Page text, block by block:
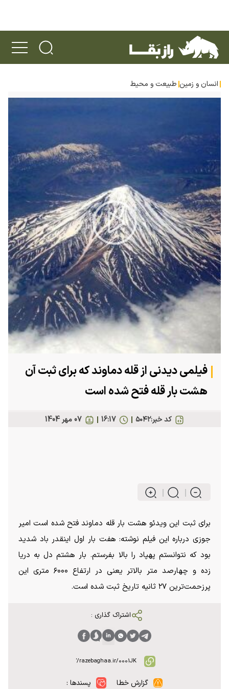
انسان و زمین طبیعت و محیط
Play
Video
فیلمی دیدنی از قله دماوند که برای ثبت آن
هشت بار قله فتح شده است
کد خبر:۵۰۴۲ 07 مهر 1404 16:17
برای ثبت این ویدئو هشت بار قله دماوند فتح شده است امیر
جوزی درباره این فیلم نوشته: هفت بار اول اینقدر باد شدید
بود که نتوانستم پهپاد را بالا بفرستم. بار هشتم دل به دریا
زده و چهارصد متر بالاتر یعنی در ارتفاع ۶۰۰۰ متری این
پرزحمت‌ترین ۲۷ ثانیه تاریخ ثبت شده است.
اشتراک گذاری :
گزارش خطا پسندها :